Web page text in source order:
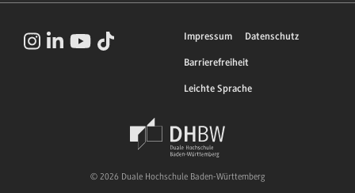
Impressum Datenschutz
Barrierefreiheit
Leichte Sprache
© 2026 Duale Hochschule Baden-Württemberg